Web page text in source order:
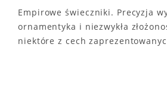
Empirowe świeczniki. Precyzja
ornamentyka i niezwykła
niektóre z cech